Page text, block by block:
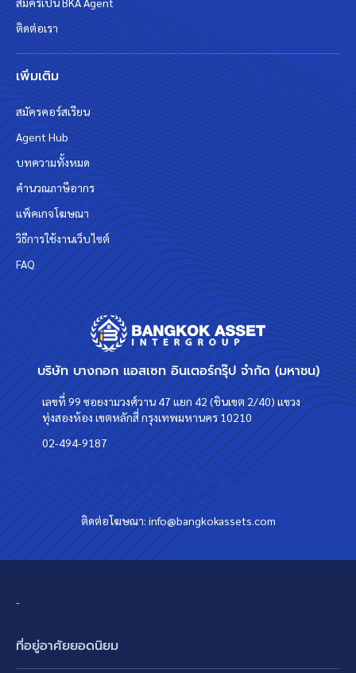
บริษัท บางกอก แอสเซท อินเตอร์กรุ๊ป จำกัด (มหาชน)
เลขที่ 99 ซอยงามวงศ์วาน 47 แยก 42 (ชินเขต 2/40) แขวง
ทุ่งสองห้อง เขตหลักสี่ กรุงเทพมหานคร 10210
02-494-9187
ติดต่อโฆษณา:info@bangkokassets.com
ติดต่อเรา
เพิ่มเติม
สมัครคอร์สเรียน
Agent Hub
บทความทั้งหมด
คำนวณภาษีอากร
แพ็คเกจโฆษณา
วิธีการใช้งานเว็บไซต์
FAQ
-
ที่อยู่อาศัยยอดนิยม